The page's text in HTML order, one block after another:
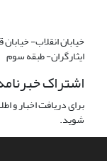
ایثارگران- طبقه سوم
اشتراک
برای دریافت اخبار و
شوید.